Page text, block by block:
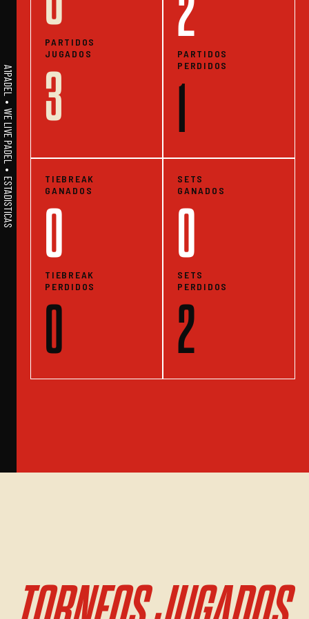
A1PADEL • WE LIVE PADEL • ESTADISTICAS
PARTIDOS
JUGADOS
3
PARTIDOS
PERDIDOS
1
TIEBREAK
GANADOS
0
TIEBREAK
PERDIDOS
0
SETS
GANADOS
0
SETS
PERDIDOS
2